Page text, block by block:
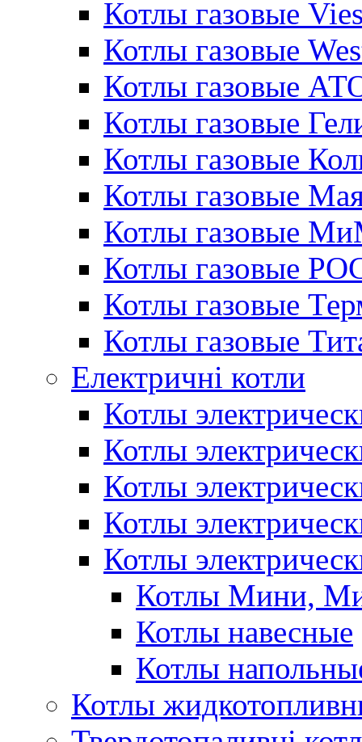
Котлы газовые
Котлы газовые
Котлы газовые
Котлы газовые
Котлы газовые
Котлы газовые
Котлы газовые
Котлы газовые
Котлы газовые
Котлы газовые
Електричні котли
Котлы
Котлы
Котлы
Котлы
Котлы
Котлы Мини,
Котлы навесные
Котлы
Котлы